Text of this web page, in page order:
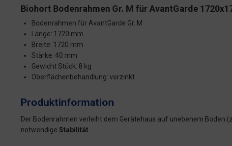
Biohort Bodenrahmen Gr. M für AvantGarde
Bodenrahmen für AvantGarde Gr. M
Länge: 1720 mm
Breite: 1720 mm
Stärke: 40 mm
Gewicht Stück: 8 kg
Oberflächenbehandlung: verzinkt
Produktinformation
Der Bodenrahmen verleiht dem Gerätehaus auf unebenem Boden
notwendige Stabilität